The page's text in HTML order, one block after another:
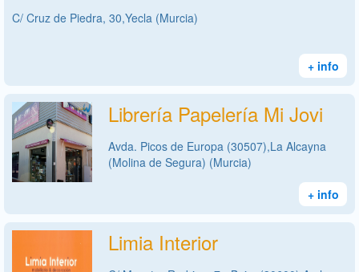
C/ Cruz de Piedra, 30,Yecla (Murcia)
+ info
Librería Papelería Mi Jovi
Avda. Picos de Europa (30507),La Alcayna
(Molina de Segura) (Murcia)
+ info
Limia Interior